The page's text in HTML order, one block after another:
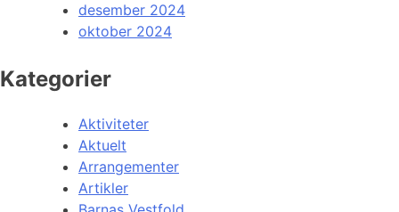
desember 2024
oktober 2024
Kategorier
Aktiviteter
Aktuelt
Arrangementer
Artikler